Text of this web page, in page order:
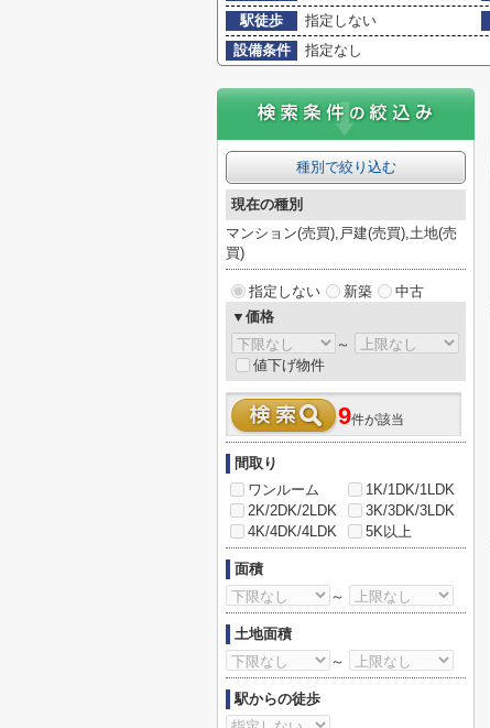
駅徒歩
指定しない
設備条件
指定なし
種別で絞り込む
現在の種別
マンション(売買),戸建(売買),土地(売
買)
指定しない 新築
中古
▼価格
～
値下げ物件
9件が該当
間取り
ワンルーム
1K/1DK/1LDK
2K/2DK/2LDK
3K/3DK/3LDK
4K/4DK/4LDK
5K以上
面積
～
土地面積
～
駅からの徒歩